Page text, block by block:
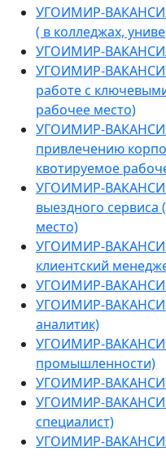
УГОИМИР-
( в колледжах,
УГОИМИР-
УГОИМИР-
работе с
рабочее место)
УГОИМИР-
привлечению
квотируемое
УГОИМИР-
выездного
место)
УГОИМИР-
клиентский
УГОИМИР-
УГОИМИР-
аналитик)
УГОИМИР-
промышленности)
УГОИМИР-
УГОИМИР-
специалист)
УГОИМИР-